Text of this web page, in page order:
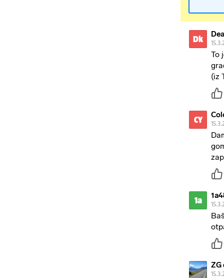
Dk
To
(iz
CY
1a
ZG